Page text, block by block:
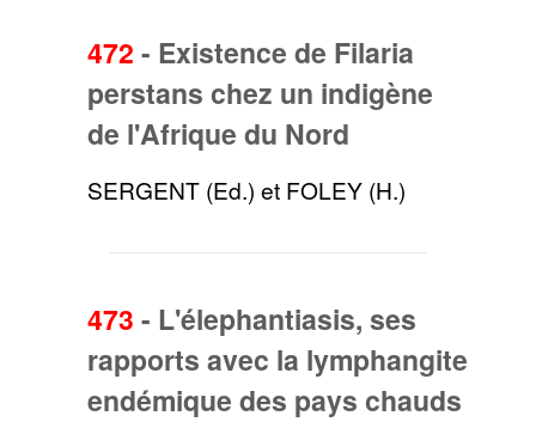
472 - Existence de Filaria
perstans chez un indigène
de l'Afrique du Nord
SERGENT (Ed.) et FOLEY (H.)
473 - L'élephantiasis, ses
rapports avec la lymphangite
endémique des pays chauds